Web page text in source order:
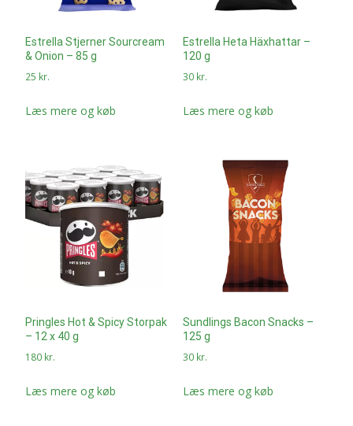
Estrella Stjerner Sourcream
& Onion – 85 g
25 kr.
Læs mere og køb
Estrella Heta Häxhattar –
120 g
30 kr.
Læs mere og køb
Pringles Hot & Spicy Storpak
– 12 x 40 g
180 kr.
Læs mere og køb
Sundlings Bacon Snacks –
125 g
30 kr.
Læs mere og køb